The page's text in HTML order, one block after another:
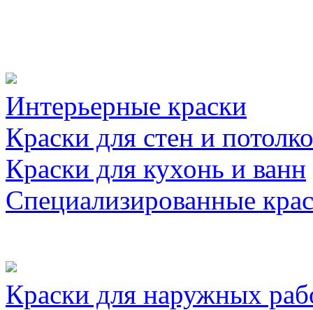
Интерьерные краски
Краски для стен и
Краски для кухонь и ванн
Специализированные
Краски для наружных